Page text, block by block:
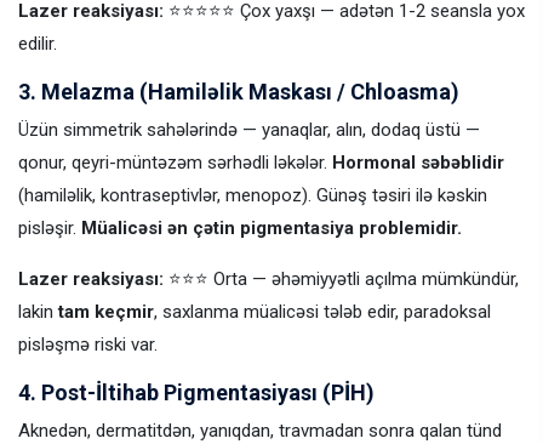
Lazer reaksiyası: ⭐⭐⭐⭐⭐ Çox yaxşı — adətən 1-2 seansla yox
edilir.
3. Melazma (Hamiləlik Maskası / Chloasma)
Üzün simmetrik sahələrində — yanaqlar, alın, dodaq üstü —
qonur, qeyri-müntəzəm sərhədli ləkələr. Hormonal səbəblidir
(hamiləlik, kontraseptivlər, menopoz). Günəş təsiri ilə kəskin
pisləşir. Müalicəsi ən çətin pigmentasiya problemidir.
Lazer reaksiyası: ⭐⭐⭐ Orta — əhəmiyyətli açılma mümkündür,
lakintam keçmir, saxlanma müalicəsi tələb edir, paradoksal
pisləşmə riski var.
4. Post-İltihab Pigmentasiyası (PİH)
Aknedən, dermatitdən, yanıqdan, travmadan sonra qalan tünd